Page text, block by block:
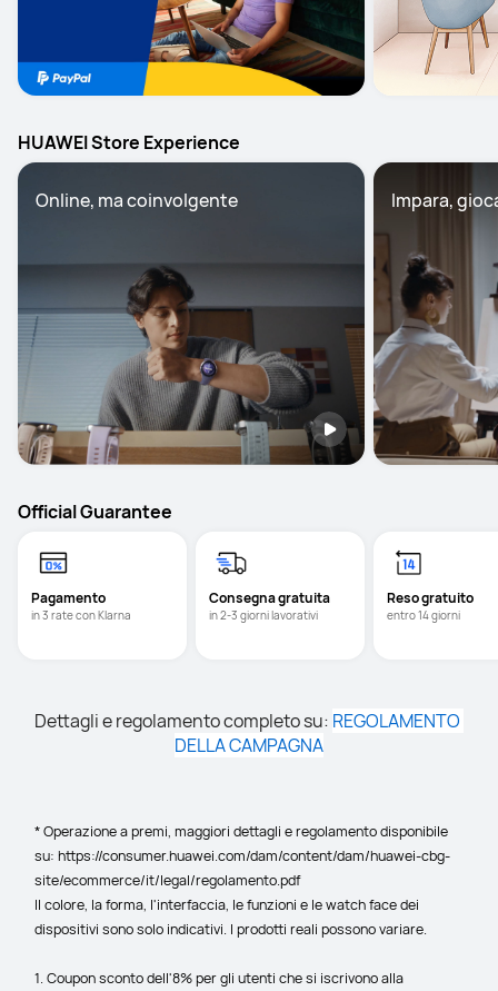
HUAWEI Store Experience
Online, ma coinvolgente Impara,
Official Guarantee
Pagamento
in 3 rate con Klarna
Consegna gratuita
in 2-3 giorni lavorativi entro 14 giorni
Dettagli e regolamento completo su: REGOLAMENTO
DELLA CAMPAGNA
* Operazione a premi, maggiori dettagli e regolamento disponibile
su: https://consumer.huawei.com/dam/content/dam/huawei-cbg-
site/ecommerce/it/legal/regolamento.pdf
Il colore, la forma, l'interfaccia, le funzioni e le watch face dei
dispositivi sono solo indicativi. I prodotti reali possono variare.
1. Coupon sconto dell'8% per gli utenti che si iscrivono alla